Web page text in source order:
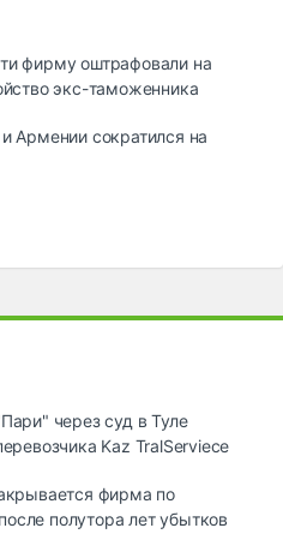
фирму оштрафовали на
экс-таможенника
Армении сократился на
через суд в Туле
Kaz TralServiece
фирма по
полутора лет убытков